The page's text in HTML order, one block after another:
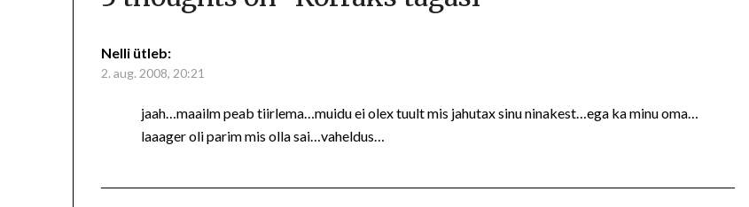
Nelli ütleb:
2. aug. 2008, 20:21
jaah…maailm peab tiirlema…muidu ei olex tuult mis jahutax sinu ninakest…ega ka minu oma…
laaager oli parim mis olla sai…vaheldus…